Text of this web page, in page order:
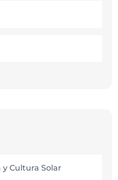
Cultura Solar